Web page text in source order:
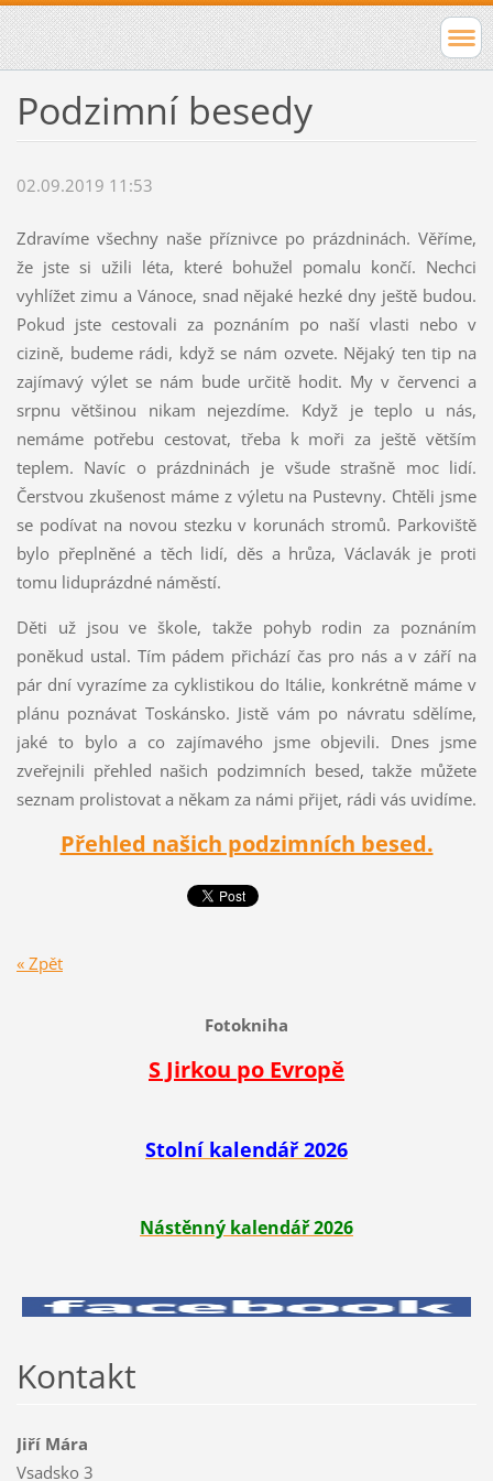
Podzimní besedy
02.09.2019 11:53
Zdravíme všechny naše příznivce po prázdninách. Věříme,
že jste si užili léta, které bohužel pomalu končí. Nechci
vyhlížet zimu a Vánoce, snad nějaké hezké dny ještě budou.
Pokud jste cestovali za poznáním po naší vlasti nebo v
cizině, budeme rádi, když se nám ozvete. Nějaký ten tip na
zajímavý výlet se nám bude určitě hodit. My v červenci a
srpnu většinou nikam nejezdíme. Když je teplo u nás,
nemáme potřebu cestovat, třeba k moři za ještě větším
teplem. Navíc o prázdninách je všude strašně moc lidí.
Čerstvou zkušenost máme z výletu na Pustevny. Chtěli jsme
se podívat na novou stezku v korunách stromů. Parkoviště
bylo přeplněné a těch lidí, děs a hrůza, Václavák je proti
tomu liduprázdné náměstí.
Děti už jsou ve škole, takže pohyb rodin za poznáním
poněkud ustal. Tím pádem přichází čas pro nás a v září na
pár dní vyrazíme za cyklistikou do Itálie, konkrétně máme v
plánu poznávat Toskánsko. Jistě vám po návratu sdělíme,
jaké to bylo a co zajímavého jsme objevili. Dnes jsme
zveřejnili přehled našich podzimních besed, takže můžete
seznam prolistovat a někam za námi přijet, rádi vás uvidíme.
Přehled našich podzimních besed.
« Zpět
Fotokniha
S Jirkou po Evropě
Stolní kalendář 2026
Nástěnný kalendář 2026
Kontakt
Jiří Mára
Vsadsko 3